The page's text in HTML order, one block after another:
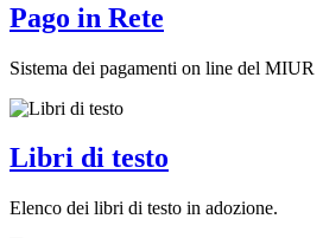
Pago in Rete
Sistema dei pagamenti on line del MIUR
Libri di testo
Elenco dei libri di testo in adozione.